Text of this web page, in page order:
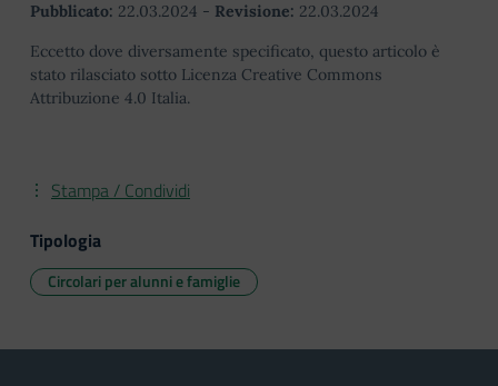
Pubblicato: 22.03.2024 - Revisione: 22.03.2024
Eccetto dove diversamente specificato, questo articolo è
stato rilasciato sotto Licenza Creative Commons
Attribuzione 4.0 Italia.
Stampa / Condividi
Tipologia
Circolari per alunni e famiglie